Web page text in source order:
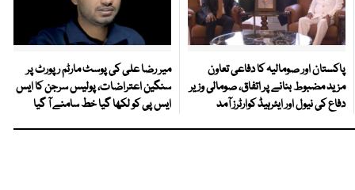
پاکستان اور صومالیہ کا دفاعی تعاون
مزید مضبوط بنانے پر اتفاق، صومالی وزیر
دفاع کی نیول اور ایئرہیڈ کوارٹرز آمد
میر رضا علی کی پوسٹ مارٹم رپورٹ پر
سنگین اعتراضات، پولیس سرجن کا ایس
ایس پی کو لکھا گیا خط سامنے آ گیا